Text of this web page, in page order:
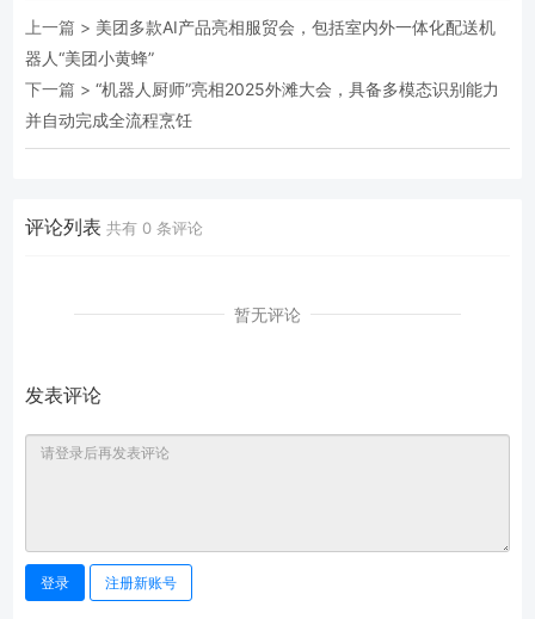
上一篇 > 美团多款AI产品亮相服贸会，包括室内外一体化配送机
器人“美团小黄蜂”
下一篇 > “机器人厨师”亮相2025外滩大会，具备多模态识别能力
并自动完成全流程烹饪
评论列表 共有 0 条评论
暂无评论
发表评论
登录 注册新账号